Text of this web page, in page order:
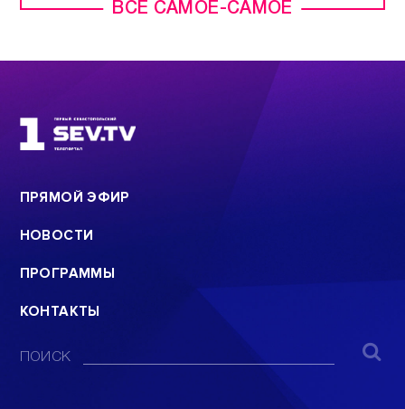
ВСЕ САМОЕ-САМОЕ
ПРЯМОЙ ЭФИР
НОВОСТИ
ПРОГРАММЫ
КОНТАКТЫ
ПОИСК